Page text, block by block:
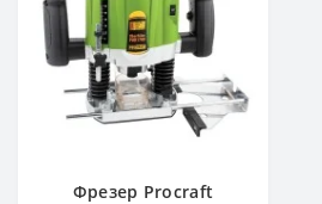
Фрезер Procraft